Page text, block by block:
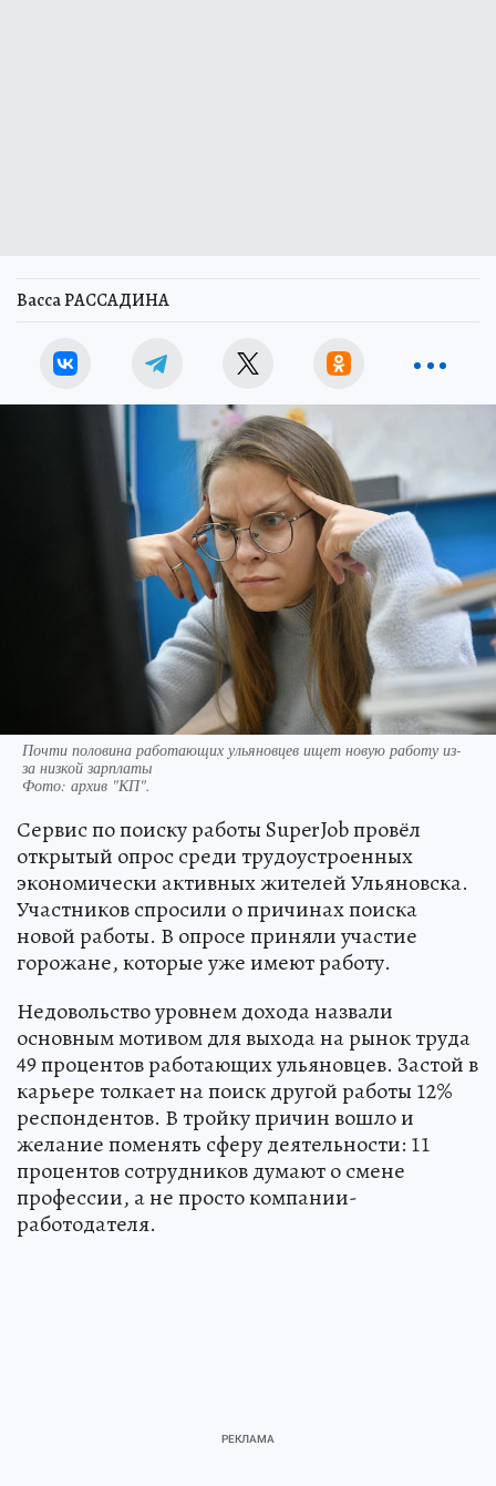
Васса РАССАДИНА
Почти половина работающих ульяновцев ищет новую работу из-
за низкой зарплаты
Фото: архив "КП".
Сервис по поиску работы SuperJob провёл
открытый опрос среди трудоустроенных
экономически активных жителей Ульяновска.
Участников спросили о причинах поиска
новой работы. В опросе приняли участие
горожане, которые уже имеют работу.
Недовольство уровнем дохода назвали
основным мотивом для выхода на рынок труда
49 процентов работающих ульяновцев. Застой в
карьере толкает на поиск другой работы 12%
респондентов. В тройку причин вошло и
желание поменять сферу деятельности: 11
процентов сотрудников думают о смене
профессии, а не просто компании-
работодателя.